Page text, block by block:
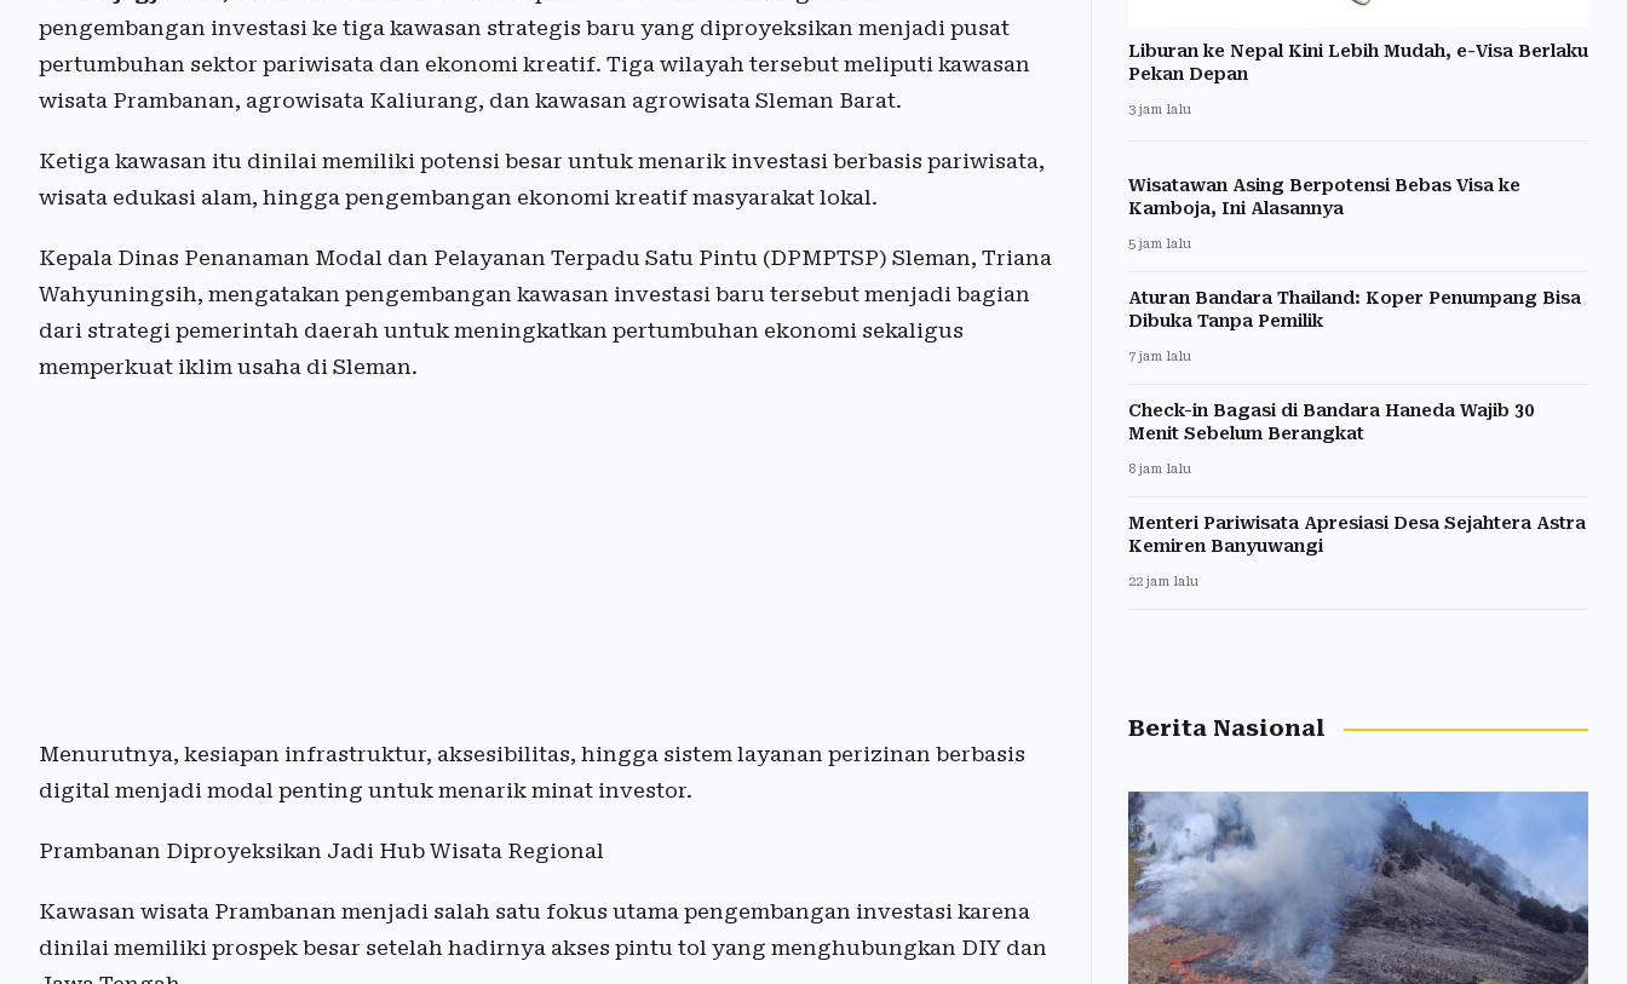
pengembangan investasi ke tiga kawasan strategis baru yang diproyeksikan menjadi pusat
pertumbuhan sektor pariwisata dan ekonomi kreatif. Tiga wilayah tersebut meliputi kawasan
wisata Prambanan, agrowisata Kaliurang, dan kawasan agrowisata Sleman Barat.
Ketiga kawasan itu dinilai memiliki potensi besar untuk menarik investasi berbasis pariwisata,
wisata edukasi alam, hingga pengembangan ekonomi kreatif masyarakat lokal.
Kepala Dinas Penanaman Modal dan Pelayanan Terpadu Satu Pintu (DPMPTSP) Sleman, Triana
Wahyuningsih, mengatakan pengembangan kawasan investasi baru tersebut menjadi bagian
dari strategi pemerintah daerah untuk meningkatkan pertumbuhan ekonomi sekaligus
memperkuat iklim usaha di Sleman.
Menurutnya, kesiapan infrastruktur, aksesibilitas, hingga sistem layanan perizinan berbasis
digital menjadi modal penting untuk menarik minat investor.
Prambanan Diproyeksikan Jadi Hub Wisata Regional
Kawasan wisata Prambanan menjadi salah satu fokus utama pengembangan investasi karena
dinilai memiliki prospek besar setelah hadirnya akses pintu tol yang menghubungkan DIY dan
Liburan ke Nepal Kini Lebih Mudah, e-Visa Berlaku
Pekan Depan
3 jam lalu
Wisatawan Asing Berpotensi Bebas Visa ke
Kamboja, Ini Alasannya
5 jam lalu
Aturan Bandara Thailand: Koper Penumpang Bisa
Dibuka Tanpa Pemilik
7 jam lalu
Check-in Bagasi di Bandara Haneda Wajib 30
Menit Sebelum Berangkat
8 jam lalu
Menteri Pariwisata Apresiasi Desa Sejahtera Astra
Kemiren Banyuwangi
22 jam lalu
Berita Nasional